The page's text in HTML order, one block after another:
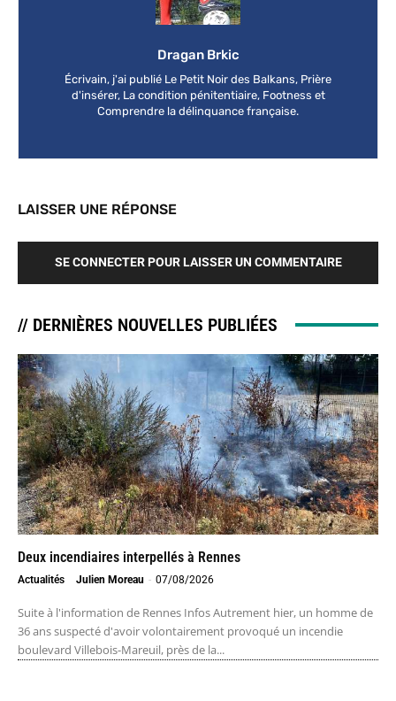
Dragan Brkic
Écrivain, j'ai publié Le Petit Noir des Balkans, Prière
d'insérer, La condition pénitentiaire, Footness et
Comprendre la délinquance française.
LAISSER UNE RÉPONSE
SE CONNECTER POUR LAISSER UN COMMENTAIRE
// DERNIÈRES NOUVELLES PUBLIÉES
Deux incendiaires interpellés à Rennes
Actualités Julien Moreau - 07/08/2026
Suite à l'information de Rennes Infos Autrement hier, un homme de
36 ans suspecté d'avoir volontairement provoqué un incendie
boulevard Villebois-Mareuil, près de la...